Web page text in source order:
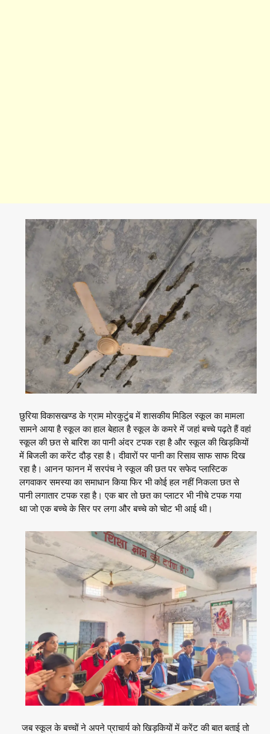
छुरिया विकासखण्ड के ग्राम मोरकुटुंब में शासकीय मिडिल स्कूल का मामला
सामने आया है स्कूल का हाल बेहाल है स्कूल के कमरे में जहां बच्चे पढ़ते हैं वहां
स्कूल की छत से बारिश का पानी अंदर टपक रहा है और स्कूल की खिड़कियों
में बिजली का करेंट दौड़ रहा है। दीवारों पर पानी का रिसाव साफ साफ दिख
रहा है। आनन फानन में सरपंच ने स्कूल की छत पर सफेद प्लास्टिक
लगवाकर समस्या का समाधान किया फिर भी कोई हल नहीं निकला छत से
पानी लगातार टपक रहा है। एक बार तो छत का प्लाटर भी नीचे टपक गया
था जो एक बच्चे के सिर पर लगा और बच्चे को चोट भी आई थी।
जब स्कूल के बच्चों ने अपने प्राचार्य को खिड़कियों में करेंट की बात बताई तो